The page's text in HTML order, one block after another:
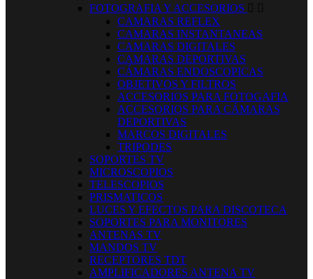
FOTOGRAFIA Y ACCESORIOS  
CAMARAS REFLEX
CAMARAS INSTANTANEAS
CAMARAS DIGITALES
CAMARAS DEPORTIVAS
CÁMARAS ENDOSCOPICAS
OBJETIVOS Y FILTROS
ACCESORIOS PARA FOTOGAFIA
ACCESORIOS PARA CÁMARAS
DEPORTIVAS
MARCOS DIGITALES
TRIPODES
SOPORTES TV
MICROSCOPIOS
TELESCOPIOS
PRISMATICOS
LUCES Y EFECTOS PARA DISCOTECA
SOPORTES PARA MONITORES
ANTENAS TV
MANDOS TV
RECEPTORES TDT
AMPLIFICADORES ANTENA TV